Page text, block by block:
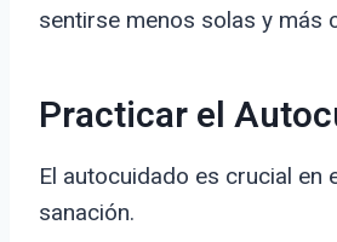
sentirse menos solas y más
Practicar el
El autocuidado es crucial en
sanación.